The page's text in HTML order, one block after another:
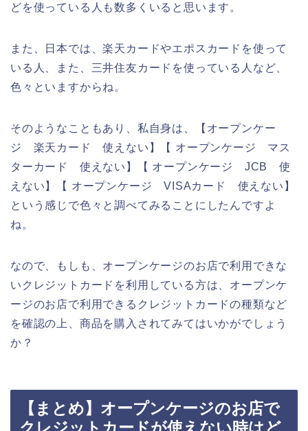
どを使っている人も数多くいると思います。
また、日本では、楽天カードやエポスカードを使って
いる人、また、三井住友カードを使っている人など、
色々といますからね。
そのようなこともあり、私自身は、【オープンケー
ジ 楽天カード 使えない】【 オープンケージ マス
ターカード 使えない】【 オープンケージ JCB 使
えない】【 オープンケージ VISAカード 使えない】
という感じで色々と調べてみることにしたんですよ
ね。
なので、もしも、オープンケージのお店で利用できな
いクレジットカードを利用している方は、オープンケ
ージのお店で利用できるクレジットカードの種類など
を確認の上、商品を購入されてみてはいかがでしょう
か？
【まとめ】オープンケージのお店で